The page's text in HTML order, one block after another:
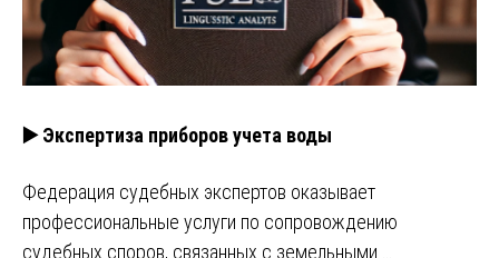
▶️ Экспертиза приборов учета воды
Федерация судебных экспертов оказывает
профессиональные услуги по сопровождению
судебных споров, связанных с земельными …